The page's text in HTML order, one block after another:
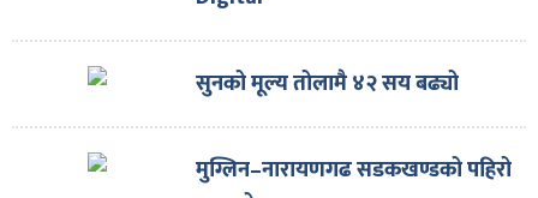
सुनको मूल्य तोलामै ४२ सय बढ्यो
मुग्लिन–नारायणगढ सडकखण्डको पहिरो